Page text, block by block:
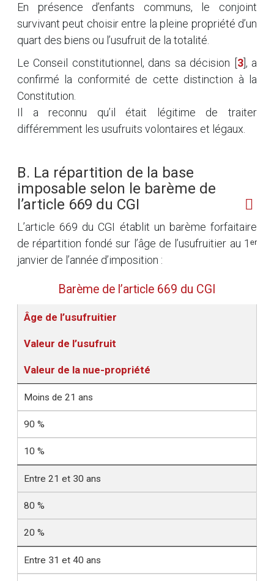
En présence d’enfants communs, le conjoint
survivant peut choisir entre la pleine propriété d’un
quart des biens ou l’usufruit de la totalité.
Le Conseil constitutionnel, dans sa décision
3], a
confirmé la conformité de cette distinction à la
Constitution.
Il a reconnu qu’il était légitime de traiter
différemment les usufruits volontaires et légaux.
B. La répartition de la base
imposable selon le barème de
l’article 669 du CGI
L’article 669 du CGI établit un barème forfaitaire
de répartition fondé sur l’âge de l’usufruitier au 1ᵉʳ
janvier de l’année d’imposition :
Barème de l’article 669 du CGI
Âge de l’usufruitier
Valeur de l’usufruit
Valeur de la nue-propriété
Moins de 21 ans
90 %
10 %
Entre 21 et 30 ans
80 %
20 %
Entre 31 et 40 ans